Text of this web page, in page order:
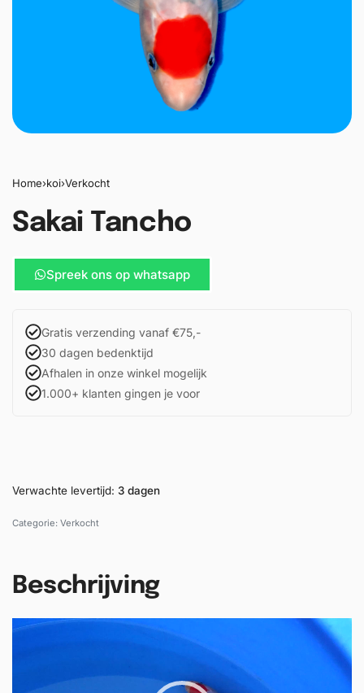
Home›koi›Verkocht
Sakai Tancho
Spreek ons op whatsapp
Gratis verzending vanaf €75,-
30 dagen bedenktijd
Afhalen in onze winkel mogelijk
1.000+ klanten gingen je voor
Verwachte levertijd: 3 dagen
Categorie: Verkocht
Beschrijving
V